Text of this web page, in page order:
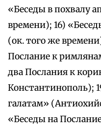
«Беседы в похвалу
времени); 16)
(ок. того же
Послание к
два Послания к
Константинополь);
галатам»
«Беседы на